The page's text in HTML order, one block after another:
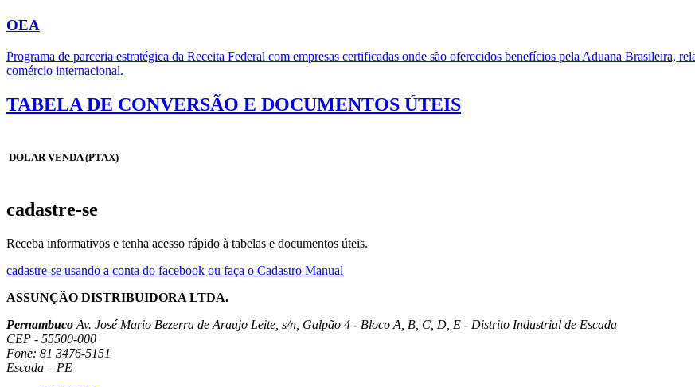
OEA
Programa de parceria estratégica da Receita Federal com empresas certificadas onde são oferecidos benefícios pela Aduana Brasileira,
comércio internacional.
TABELA DE CONVERSÃO E DOCUMENTOS ÚTEIS
DOLAR VENDA (PTAX)
cadastre-se
Receba informativos e tenha acesso rápido à tabelas e documentos úteis.
cadastre-se usando a conta do facebook ou faça o Cadastro Manual
ASSUNÇÃO DISTRIBUIDORA LTDA.
Pernambuco Av. José Mario Bezerra de Araujo Leite, s/n, Galpão 4 - Bloco A, B, C, D, E - Distrito Industrial de Escada
CEP - 55500-000
Fone: 81 3476-5151
Escada – PE